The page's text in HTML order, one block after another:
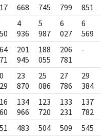
668 745 799 851
4
936
5
987
6
027
6
569
201
945
188
055
206
781
-
23
870
25
086
27
786
29
384
134
966
123
720
133
231
137
782
483 504 509 545